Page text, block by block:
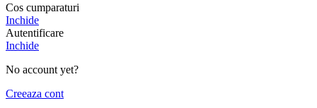
Cos cumparaturi
Inchide
Autentificare
Inchide
No account yet?
Creeaza cont